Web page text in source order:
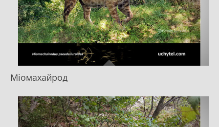
Міомахайрод